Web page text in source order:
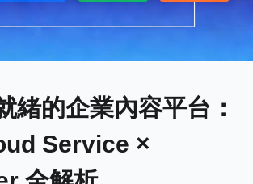
緒的企業內容平台：
Service ×